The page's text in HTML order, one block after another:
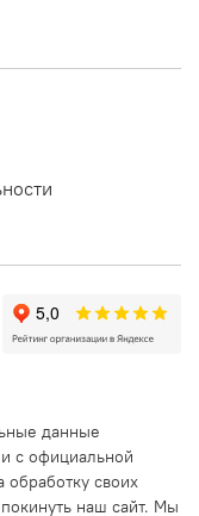
данные
с официальной
обработку своих
наш сайт. Мы